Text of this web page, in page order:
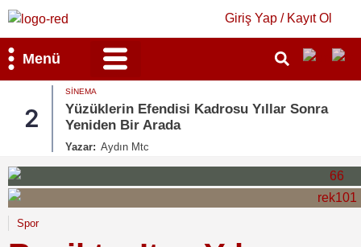
Giriş Yap / Kayıt Ol
Menü
2
SINEMA
Yüzüklerin Efendisi Kadrosu Yıllar Sonra
Yeniden Bir Arada
Yazar: Aydın Mtc
Spor